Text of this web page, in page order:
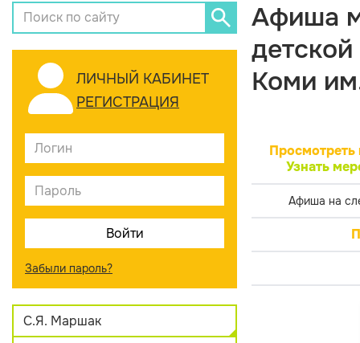
ЛИЧНЫЙ КАБИНЕТ
РЕГИСТРАЦИЯ
Забыли пароль?
С.Я. Маршак
Афиша
Коми
Просмотреть
Узнать
Афиша на